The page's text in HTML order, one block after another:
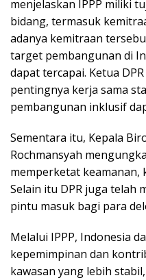
menjelaskan IPPP miliki
bidang, termasuk
adanya kemitraan
target pembangunan di
dapat tercapai. Ketua
pentingnya kerja sama
pembangunan inklusif
Sementara itu, Kepala
Rochmansyah
memperketat keamanan,
Selain itu DPR juga telah
pintu masuk bagi para
Melalui IPPP, Indonesia
kepemimpinan dan
kawasan yang lebih